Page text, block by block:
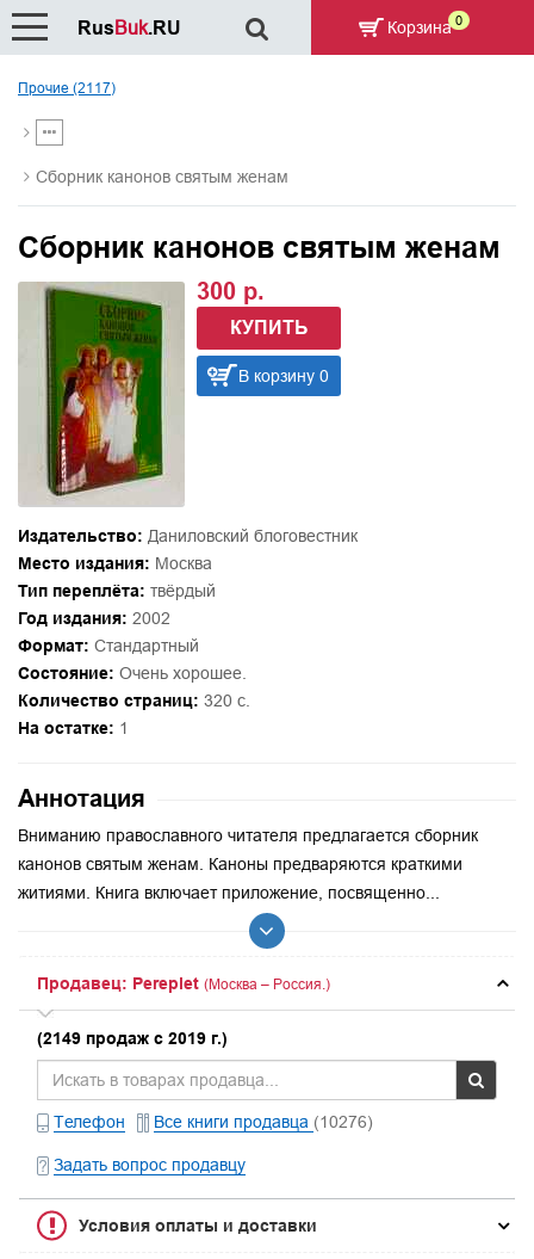
Прочие (2117)
Сборник канонов святым женам
Сборник канонов святым женам
300 р.
КУПИТЬ
В корзину 0
Издательство: Даниловский блоговестник
Место издания: Москва
Тип переплёта: твёрдый
Год издания: 2002
Формат: Стандартный
Состояние: Очень хорошее.
Количество страниц: 320 с.
На остатке: 1
Аннотация
Вниманию православного читателя предлагается сборник
канонов святым женам. Каноны предваряются краткими
житиями. Книга включает приложение, посвященно...
Продавец: Pereplet (Москва – Россия.)
(2149 продаж с 2019 г.)
Телефон Все книги продавца (10276)
Задать вопрос продавцу
Условия оплаты и доставки
RusBuk.RU Корзина 0